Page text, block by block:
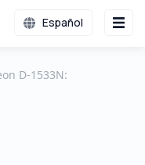
Español
D-1533N: